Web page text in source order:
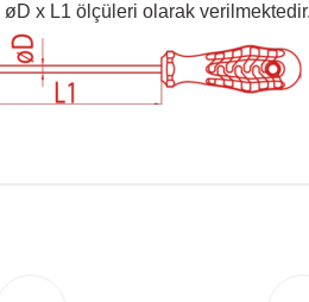
øD x L1 ölçüleri olarak verilmektedir.